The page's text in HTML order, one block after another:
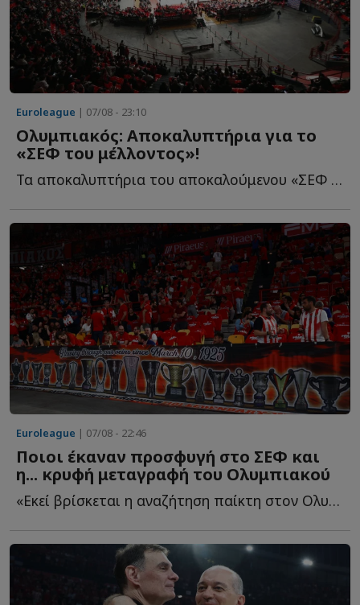
Euroleague | 07/08 - 23:10
Ολυμπιακός: Αποκαλυπτήρια για το
«ΣΕΦ του μέλλοντος»!
Τα αποκαλυπτήρια του αποκαλούμενου «ΣΕΦ του μέλλοντος» θ...
Euroleague | 07/08 - 22:46
Ποιοι έκαναν προσφυγή στο ΣΕΦ και
η... κρυφή μεταγραφή του Ολυμπιακού
«Εκεί βρίσκεται η αναζήτηση παίκτη στον Ολυμπιακό - ...